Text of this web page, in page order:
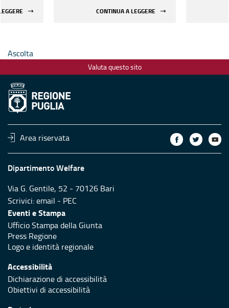
CONTINUA A LEGGERE
Ascolta
Valuta questo sito
Area riservata
Dipartimento Welfare
Via G. Gentile, 52 - 70126 Bari
Scrivici:email - PEC
Eventi e Stampa
Ufficio Stampa della Giunta
Press Regione
Logo e identità regionale
Accessibilità
Dichiarazione di accessibilità
Obiettivi di accessibilità